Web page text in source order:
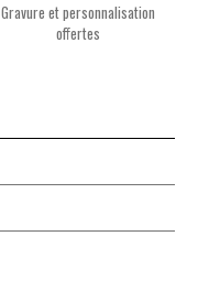
Gravure et personnalisation
offertes